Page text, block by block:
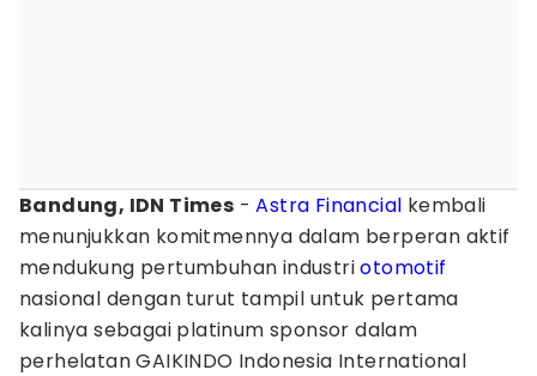
Bandung, IDN Times -Astra Financial kembali
menunjukkan komitmennya dalam berperan aktif
mendukung pertumbuhan industriotomotif
nasional dengan turut tampil untuk pertama
kalinya sebagai platinum sponsor dalam
perhelatan GAIKINDO Indonesia International